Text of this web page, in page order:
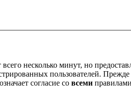
несколько минут, но
пользователей. Прежде
согласие со всеми